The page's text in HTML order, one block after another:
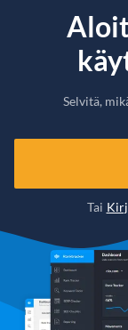
Selvitä,
Tai